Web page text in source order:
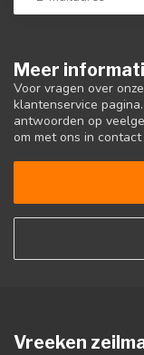
Meer
Voor vragen over
klantenservice
antwoorden op
om met ons in
Vreeken